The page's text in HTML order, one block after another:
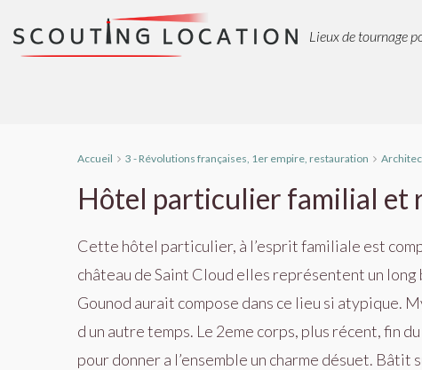
Lieux de tournage
Accueil 3 - Révolutions françaises, 1er empire, restauration
Hôtel particulier familial et
Cette hôtel particulier, à l’esprit familiale est
château de Saint Cloud elles représentent un
Gounod aurait compose dans ce lieu si atypique.
d un autre temps. Le 2eme corps, plus récent, fin
pour donner a l’ensemble un charme désuet.